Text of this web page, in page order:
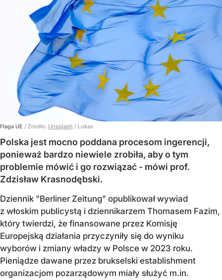
Flaga UE / Źródło: Unsplash / Lukas
Polska jest mocno poddana procesom ingerencji,
ponieważ bardzo niewiele zrobiła, aby o tym
problemie mówić i go rozwiązać - mówi prof.
Zdzisław Krasnodębski.
Dziennik "Berliner Zeitung" opublikował wywiad
z włoskim publicystą i dziennikarzem Thomasem Fazim,
który twierdzi, że finansowane przez Komisję
Europejską działania przyczyniły się do wyniku
wyborów i zmiany władzy w Polsce w 2023 roku.
Pieniądze dawane przez brukselski establishment
organizacjom pozarządowym miały służyć m.in.